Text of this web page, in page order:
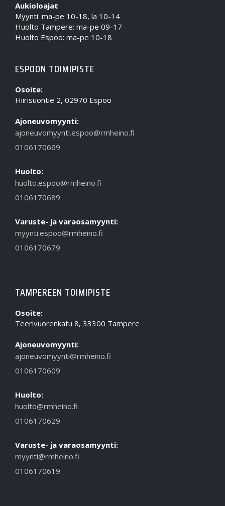
Aukioloajat
Myynti: ma-pe 10-18, la 10-14
Huolto Tampere: ma-pe 09-17
Huolto Espoo: ma-pe 10-18
ESPOON TOIMIPISTE
Osoite:
Hiirisuontie 2, 02970 Espoo
Ajoneuvomyynti:
ajoneuvomyynti.espoo@rmheino.fi
0106170669
Huolto:
huolto.espoo@rmheino.fi
0106170689
Varuste- ja varaosamyynti:
myynti.espoo@rmheino.fi
0106170679
TAMPEREEN TOIMIPISTE
Osoite:
Teerivuorenkatu 8, 33300 Tampere
Ajoneuvomyynti:
ajoneuvomyynti@rmheino.fi
0106170609
Huolto:
huolto@rmheino.fi
0106170629
Varuste- ja varaosamyynti:
myynti@rmheino.fi
0106170619